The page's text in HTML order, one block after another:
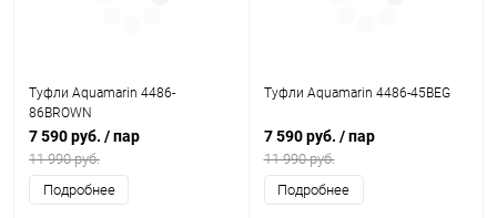
Туфли Aquamarin 4486-
86BROWN
7 590 руб. / пар
11 990 руб.
Подробнее
Туфли Aquamarin 4486-45BEG
7 590 руб. / пар
11 990 руб.
Подробнее